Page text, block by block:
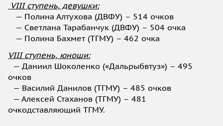
VIII ступень, девушки:
— Полина Алтухова (ДВФУ) – 514 очков
— Светлана Тарабанчук (ДВФУ) – 504 очка
— Полина Бахмет (ТГМУ) – 462 очка
VIII ступень, юноши:
— Даниил Шоколенко («Дальрыбвтуз») – 495
очков
— Василий Данилов (ТГМУ) – 485 очков
— Алексей Стаханов (ТГМУ) – 481
очкодставляющий ТГМУ.